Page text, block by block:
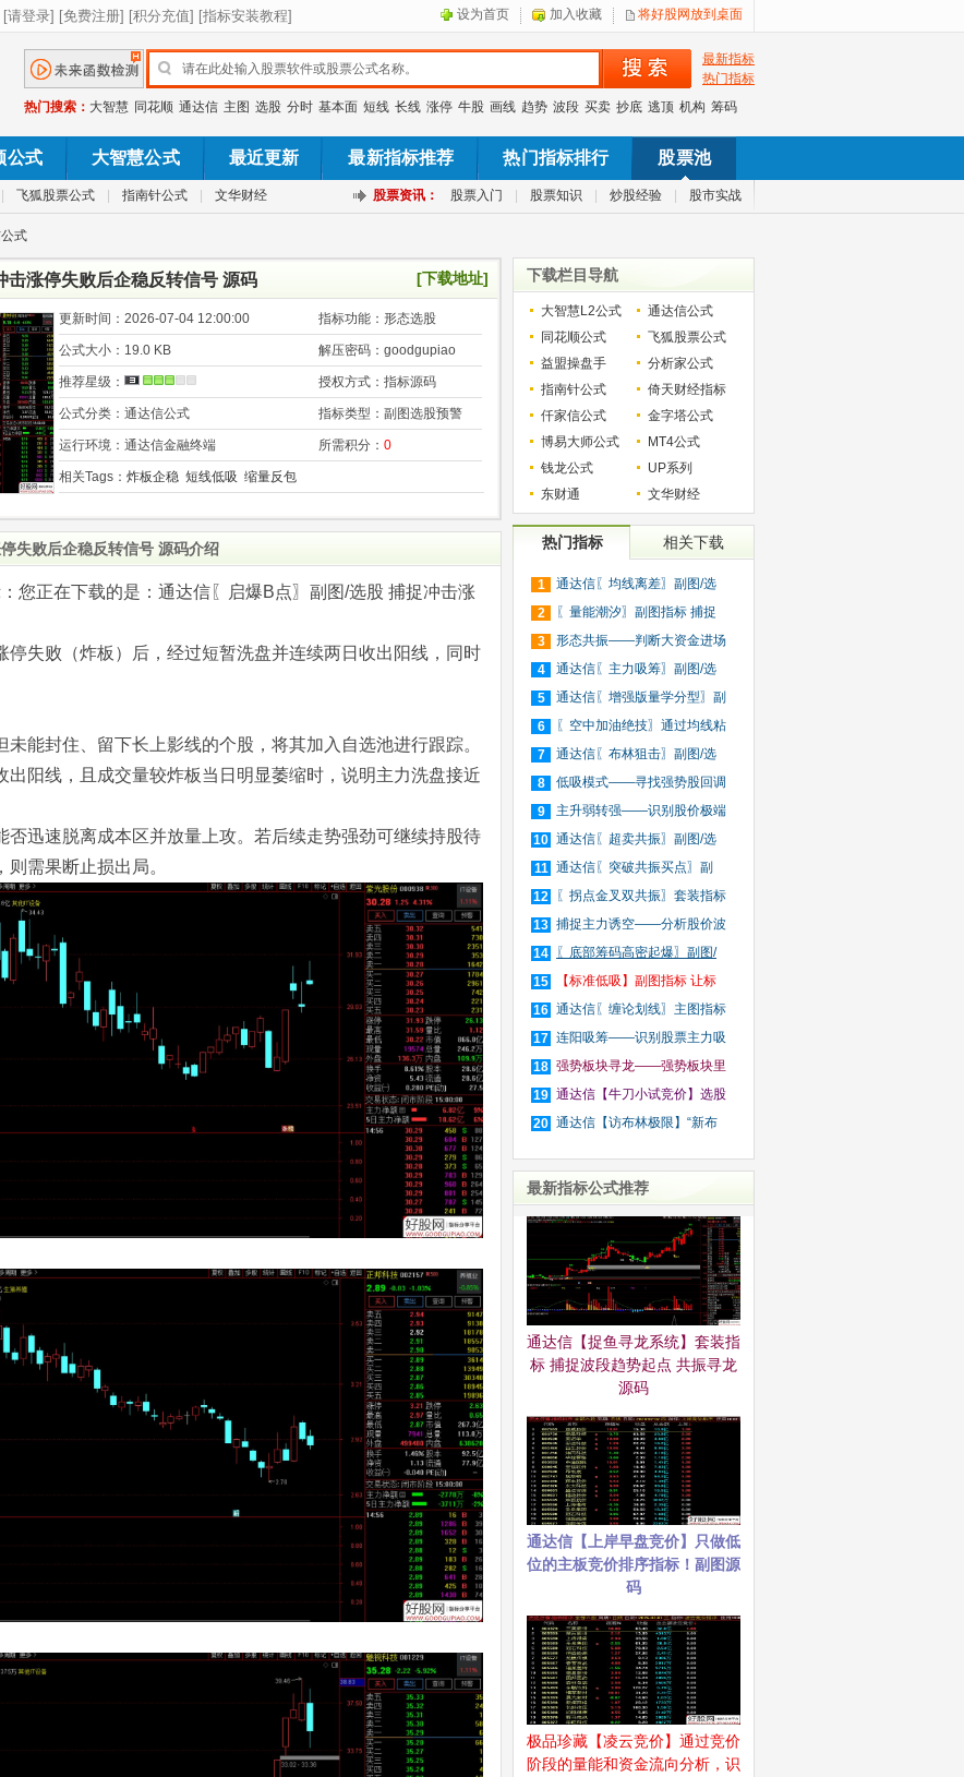
设为首页 加入收藏 将好股网放到桌面
最新指标
热门指标
热门搜索： 大智慧 同花顺 通达信 主图 选股 分时 基本面 短线 长线 涨停 牛股 画线 趋势 波段 买卖 抄底 逃顶 机构 筹码
公式 大智慧公式 最近更新 最新指标推荐 热门指标排行 股票池
飞狐股票公式 指南针公式 文华财经 股票资讯： 股票入门 股票知识 炒股经验 股市实战
式
涨停失败后企稳反转信号 源码 [下载地址]
更新时间： 2026-07-04 12:00:00 指标功能： 形态选股
公式大小： 19.0 KB 解压密码： goodgupiao
推荐星级： 授权方式： 指标源码
公式分类： 通达信公式 指标类型： 副图选股预警
运行环境： 通达信金融终端 所需积分： 0
相关Tags： 炸板企稳 短线低吸 缩量反包
失败后企稳反转信号 源码介绍
您正在下载的是：通达信〖启爆B点〗副图/选股 捕捉冲击涨
停失败（炸板）后，经过短暂洗盘并连续两日收出阳线，同时
能封住、留下长上影线的个股，将其加入自选池进行跟踪。
阳线，且成交量较炸板当日明显萎缩时，说明主力洗盘接近
否迅速脱离成本区并放量上攻。若后续走势强劲可继续持股待
需果断止损出局。
下载栏目导航
大智慧L2公式
通达信公式
同花顺公式
飞狐股票公式
益盟操盘手
分析家公式
指南针公式
倚天财经指标
仟家信公式
金字塔公式
博易大师公式
MT4公式
钱龙公式
UP系列
东财通
文华财经
热门指标 相关下载
1
通达信〖均线离差〗副图/选
股
2
〖量能潮汐〗副图指标 捕捉
资
3
形态共振——判断大资金进场
和
4
通达信〖主力吸筹〗副图/选
股
5
通达信〖增强版量学分型〗副
图
6
〖空中加油绝技〗通过均线粘
合
7
通达信〖布林狙击〗副图/选
股
8
低吸模式——寻找强势股回调
后
9
主升弱转强——识别股价极端
波
10 通达信〖超卖共振〗副图/选
股
11 通达信〖突破共振买点〗副
图/
12
〖拐点金叉双共振〗套装指标
13 捕捉主力诱空——分析股价波
动
14
〖底部筹码高密起爆〗副图/
选
15
【标准低吸】副图指标 让标
准
16 通达信〖缠论划线〗主图指标
17 连阳吸筹——识别股票主力吸
筹
18 强势板块寻龙——强势板块里
谁
19 通达信【牛刀小试竞价】选股
预
20 通达信【访布林极限】“新布
最新指标公式推荐
通达信【捉鱼寻龙系统】套装指
标 捕捉波段趋势起点 共振寻龙
源码
通达信【上岸早盘竞价】只做低
位的主板竞价排序指标！副图源
码
极品珍藏【凌云竞价】通过竞价
阶段的量能和资金流向分析，识